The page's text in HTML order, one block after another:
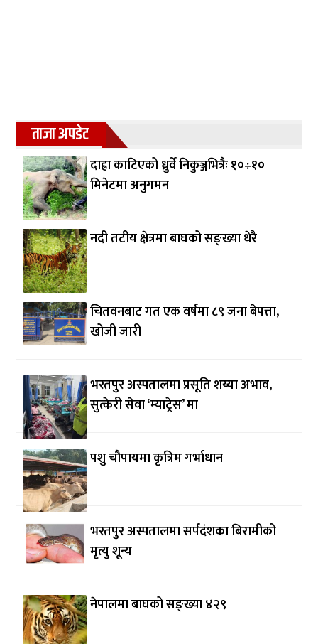
ताजा अपडेट
दाह्रा काटिएको ध्रुर्वे निकुञ्जभित्रैः १०÷१०
मिनेटमा अनुगमन
नदी तटीय क्षेत्रमा बाघको सङ्ख्या धेरै
चितवनबाट गत एक वर्षमा ८९ जना बेपत्ता,
खोजी जारी
भरतपुर अस्पतालमा प्रसूति शय्या अभाव,
सुत्केरी सेवा ‘म्याट्रेस’ मा
पशु चौपायमा कृत्रिम गर्भाधान
भरतपुर अस्पतालमा सर्पदंशका बिरामीको
मृत्यु शून्य
नेपालमा बाघको सङ्ख्या ४२९